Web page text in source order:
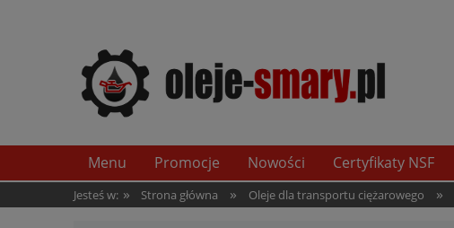
Menu Promocje Nowości Certyfikaty NSF
Jesteś w: » Strona główna » Oleje dla transportu ciężarowego »